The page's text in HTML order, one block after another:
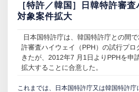
TOPICS/出版物/セミナー
SHIP（米国直接出願）
［特許／韓国］日韓特許審
対象案件拡大
日本国特許庁は、韓国特許庁との間
許審査ハイウェイ（PPH）の試行プロ
きたが、2012年7 月1日よりPPHを申
拡大することに合意した。
これまでは、日本国特許庁又は韓国特許